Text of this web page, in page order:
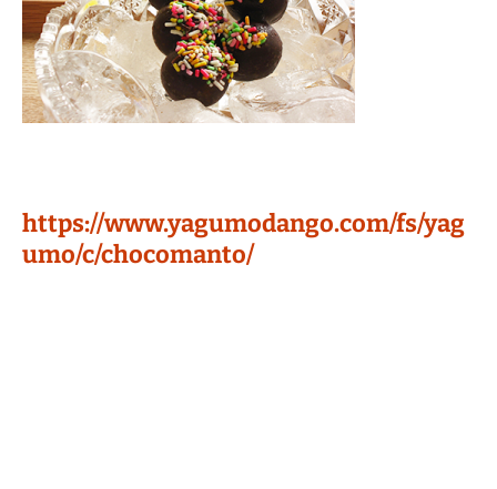
https://www.yagumodango.com/fs/yag
umo/c/chocomanto/